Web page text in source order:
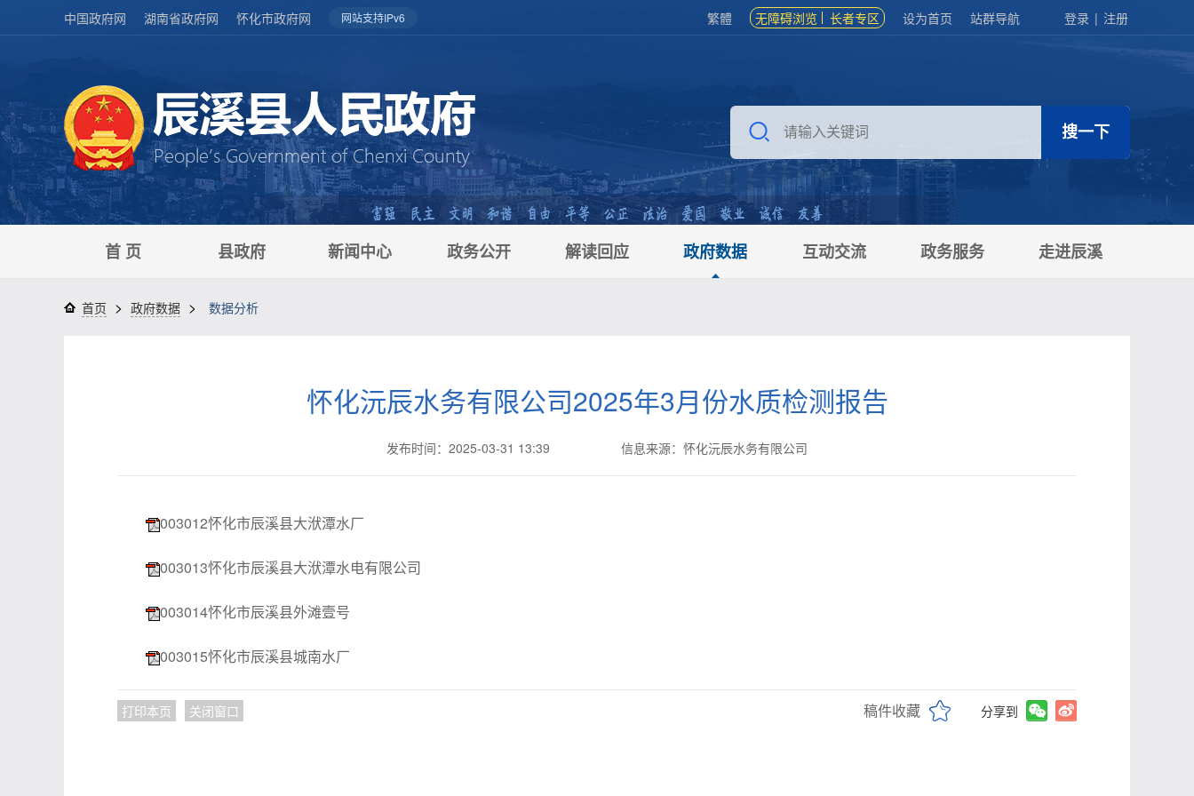
中国政府网 湖南省政府网 怀化市政府网 网站支持IPv6 繁體 无障碍浏览 长者专区 设为首页 站群导航 登录 | 注册
首 页 县政府 新闻中心 政务公开 解读回应 政府数据 互动交流 政务服务 走进辰溪
首页 > 政府数据 > 数据分析
怀化沅辰水务有限公司2025年3月份水质检测报告
发布时间：2025-03-31 13:39 信息来源：怀化沅辰水务有限公司
003012怀化市辰溪县大洑潭水厂
003013怀化市辰溪县大洑潭水电有限公司
003014怀化市辰溪县外滩壹号
003015怀化市辰溪县城南水厂
打印本页 关闭窗口 稿件收藏 分享到